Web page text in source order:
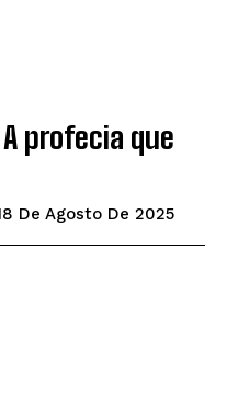
profecia que
De Agosto De 2025